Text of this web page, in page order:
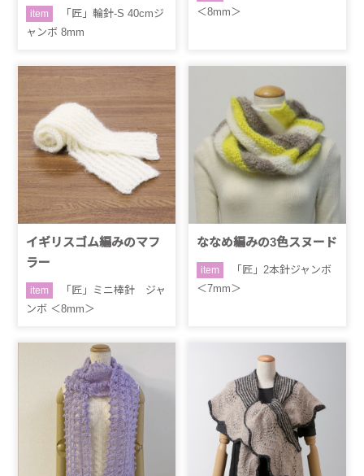
item
「匠」輪針-S 40cmジ
ャンボ 8mm
＜8mm＞
イギリスゴム編みのマフ
ラー
item
「匠」ミニ棒針 ジャ
ンボ ＜8mm＞
ななめ編みの3色スヌード
item
「匠」2本針ジャンボ
＜7mm＞